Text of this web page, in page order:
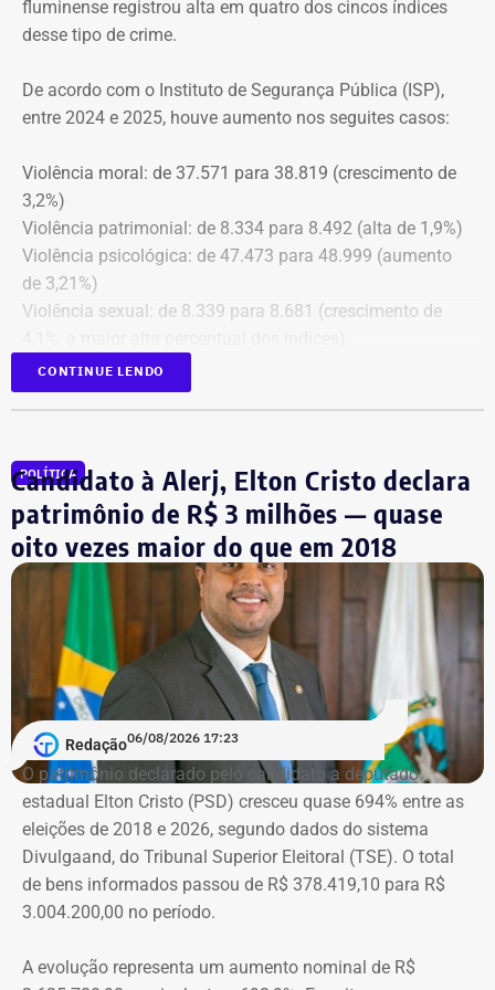
Além disso, o tribunal aprovou a expedição de ofício com
cópia integral do processo ao Ministério Público do
apuração de possíveis ilícitos nas esferas cível e criminal,
e à Secretaria de Regime Próprio e Complementar do
fluminense registrou alta em quatro dos cincos índices
desse tipo de crime.
De acordo com o Instituto de Segurança Pública (ISP),
entre 2024 e 2025, houve aumento nos seguites casos:
Violência moral: de 37.571 para 38.819 (crescimento de
3,2%)
Violência patrimonial: de 8.334 para 8.492 (alta de 1,9%)
Violência psicológica: de 47.473 para 48.999 (aumento
de 3,21%)
Violência sexual: de 8.339 para 8.681 (crescimento de
A única estatística que apresentou queda foi a de
violência física, que passou de 43.743 em 2024 para
Símbolo dessa batalha, a atriz e jornalista Cristiane
Machado vivenciou essa realidade em 2018, quando se
tornou conhecida do público ao filmar as agressões que
sofria do ex-marido, o empresário e ex-diplomata Sérgio
Schiller Thompson-Flores. Em setembro do ano seguinte,
a Justiça do Rio o condenou a três anos de prisão em
regime semiaberto.
Em conversa com o TEMPO REAL RJ, Cristiane analisa o
que ainda falta às mulheres na hora de denunciar os
companheiros por violência doméstica.
“Creio que duas coisas ainda impedem as mulheres de
seguirem adiante nesta batalha. A vergonha e o medo.
Porque é necessário ter mais do que coragem para seguir
adiante no enfrentamento à violência doméstica. Pois
primeiro é o temor de continuar viva e estar ao lado do
CONTINUE LENDO
POLÍTICA
Candidato à Alerj, Elton Cristo declara
patrimônio de R$ 3 milhões — quase
oito vezes maior do que em 2018
Redação06/08/2026 17:23
O patrimônio declarado pelo candidato a deputado
estadual Elton Cristo (PSD) cresceu quase 694% entre as
eleições de 2018 e 2026, segundo dados do sistema
Divulgaand, do Tribunal Superior Eleitoral (TSE). O total
de bens informados passou de R$ 378.419,10 para R$
3.004.200,00 no período.
A evolução representa um aumento nominal de R$